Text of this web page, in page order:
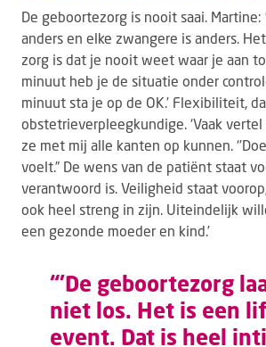
De geboortezorg is nooit saai. Martine:
anders en elke zwangere is anders.
zorg is dat je nooit weet waar je aan
minuut heb je de situatie onder
minuut sta je op de OK.’ Flexibiliteit,
obstetrieverpleegkundige. ‘Vaak
ze met mij alle kanten op kunnen.
voelt.” De wens van de patiënt staat
verantwoord is. Veiligheid staat
ook heel streng in zijn. Uiteindelijk
een gezonde moeder en kind.’
“’De geboortezorg
niet los. Het is een
event. Dat is heel